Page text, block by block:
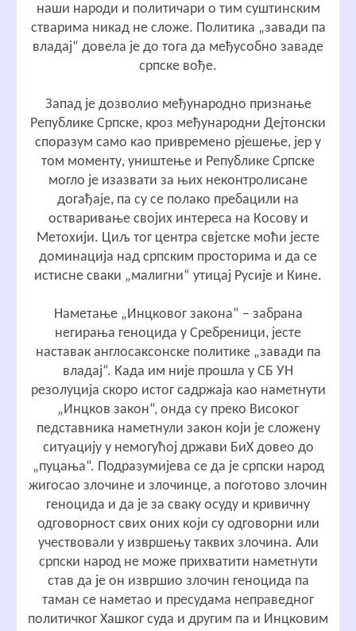
наши народи и политичари о тим суштинским
стварима никад не сложе. Политика „завади па
владај“ довела је до тога да међусобно заваде
српске вође.
Запад је дозволио међународно признање
Републике Српске, кроз међународни Дејтонски
споразум само као привремено рјешење, јер у
том моменту, уништење и Републике Српске
могло је изазвати за њих неконтролисане
догађаје, па су се полако пребацили на
остваривање својих интереса на Косову и
Метохији. Циљ тог центра свјетске моћи јесте
доминација над српским просторима и да се
истисне сваки „малигни“ утицај Русије и Кине.
Наметање „Инцковог закона“ – забрана
негирања геноцида у Сребреници, јесте
наставак англосаксонске политике „завади па
владај“. Када им није прошла у СБ УН
резолуција скоро истог садржаја као наметнути
„Инцков закон“, онда су преко Високог
педставника наметнули закон који је сложену
ситуацију у немогућој држави БиХ довео до
„пуцања“. Подразумијева се да је српски народ
жигосао злочине и злочинце, а поготово злочин
геноцида и да је за сваку осуду и кривичну
одговорност свих оних који су одговорни или
учествовали у извршењу таквих злочина. Али
српски народ не може прихватити наметнути
став да је он извршио злочин геноцида па
таман се наметао и пресудама неправедног
политичког Хашког суда и другим па и Инцковим